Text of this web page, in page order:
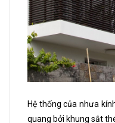
Hệ thống của nhưa
quang bởi khung sắt